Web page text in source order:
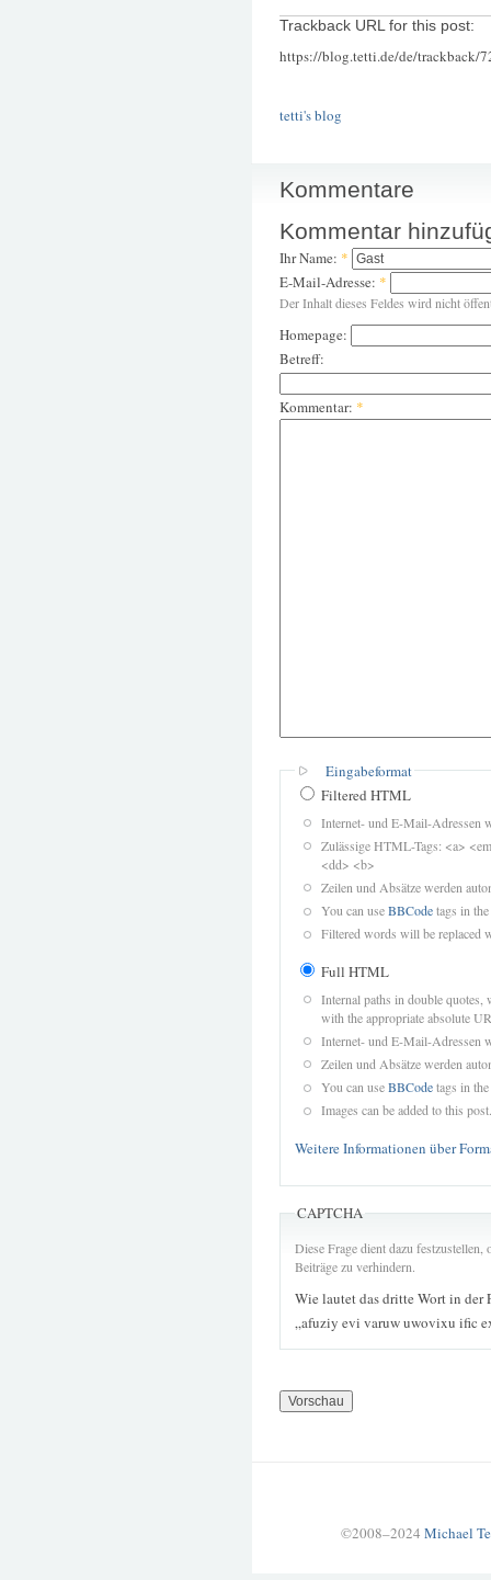
Trackback URL for this post:
https://blog.tetti.de/de/trackback/
tetti's blog
Kommentare
Kommentar
Ihr Name: *
E-Mail-Adresse: *
Der Inhalt dieses Feldes wird nicht
Homepage:
Betreff:
Kommentar: *
Eingabeformat
Filtered HTML
Internet- und E-Mail-Adressen
Zulässige HTML-Tags: <a>
<dd> <b>
Zeilen und Absätze werden
You can useBBCodetags in
Filtered words will be replaced
Full HTML
Internal paths in double quotes,
with the appropriate absolute
Internet- und E-Mail-Adressen
Zeilen und Absätze werden
You can useBBCodetags in
Images can be added to this post.
Weitere Informationen über
CAPTCHA
Diese Frage dient dazu
Beiträge zu verhindern.
Wie lautet das dritte Wort in der
„afuziy evi varuw uwovixu ific
©2008–2024 Michael